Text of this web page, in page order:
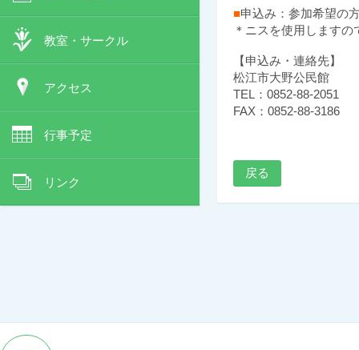
教室・サークル
アクセス
行事予定
リンク
■申込み：参加希望の
＊ニスを使用します
【申込み・連絡先】
松江市大野公民館
TEL：0852-88-2051
FAX：0852-88-3186
戻る